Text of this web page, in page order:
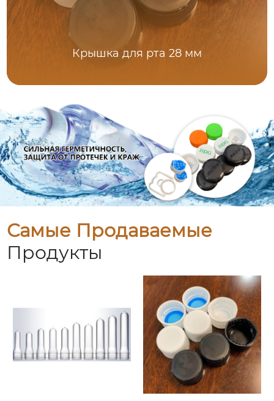
Крышка для рта 28 мм
Самые Продаваемые
Продукты